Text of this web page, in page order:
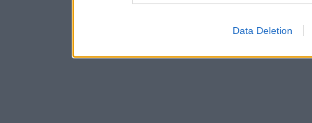
Data Deletion